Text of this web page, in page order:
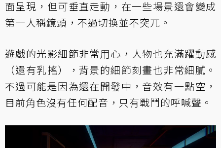
面呈現，但可垂直走動，在一些場景還會變成
第一人稱鏡頭，不過切換並不突兀。
遊戲的光影細節非常用心，人物也充滿躍動感
（還有乳搖），背景的細節刻畫也非常細膩。
不過可能是因為還在開發中，音效有一點空，
目前角色沒有任何配音，只有戰鬥的呼喊聲。